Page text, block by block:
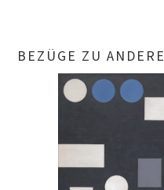
BEZÜGE ZU